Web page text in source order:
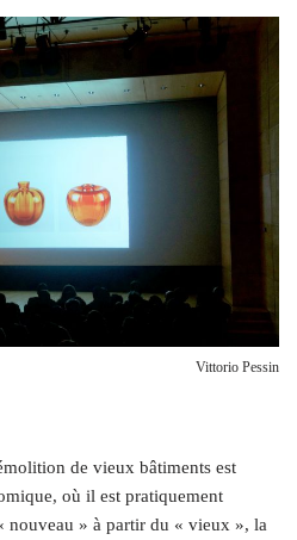
Vittorio Pessin
de vieux bâtiments est
où il est pratiquement
nouveau » à partir du « vieux », la